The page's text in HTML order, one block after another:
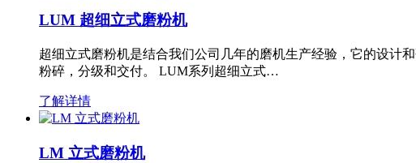
LUM 超细立式磨粉机
超细立式磨粉机是结合我们公司几年的磨机生产经验，它的设计
粉碎，分级和交付。 LUM系列超细立式…
了解详情
LM 立式磨粉机